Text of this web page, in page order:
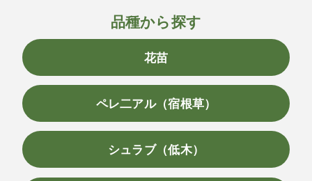
品種から探す
花苗
ペレ二アル（宿根草）
シュラブ（低木）